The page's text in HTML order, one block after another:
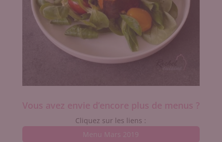
Vous avez envie d’encore plus de menus ?
Cliquez sur les liens :
Menu Mars 2019